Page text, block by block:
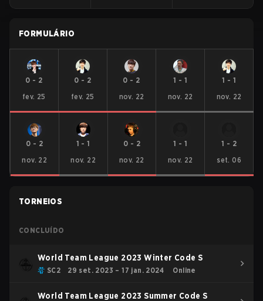
FORMULÁRIO
0 - 2
fev. 25
0 - 2
fev. 25
0 - 2
nov. 22
1 - 1
nov. 22
1 - 1
nov. 22
0 - 2
nov. 22
1 -1
nov. 22
0 - 2
nov. 22
1 - 1
nov. 22
1 - 2
set. 06
TORNEIOS
CONCLUÍDO
World Team League 2023 Winter Code S
SC2 29 set. 2023 – 17 jan. 2024 Online
World Team League 2023 Summer Code S